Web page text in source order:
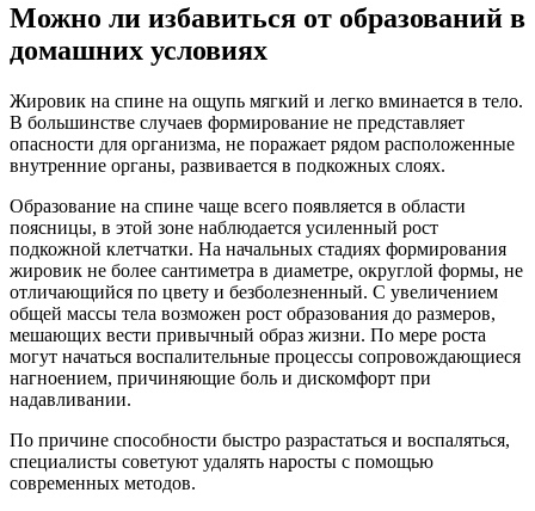
Можно ли избавиться от образований в
домашних условиях
Жировик на спине на ощупь мягкий и легко вминается в тело.
В большинстве случаев формирование не представляет
опасности для организма, не поражает рядом расположенные
внутренние органы, развивается в подкожных слоях.
Образование на спине чаще всего появляется в области
поясницы, в этой зоне наблюдается усиленный рост
подкожной клетчатки. На начальных стадиях формирования
жировик не более сантиметра в диаметре, округлой формы, не
отличающийся по цвету и безболезненный. С увеличением
общей массы тела возможен рост образования до размеров,
мешающих вести привычный образ жизни. По мере роста
могут начаться воспалительные процессы сопровождающиеся
нагноением, причиняющие боль и дискомфорт при
надавливании.
По причине способности быстро разрастаться и воспаляться,
специалисты советуют удалять наросты с помощью
современных методов.